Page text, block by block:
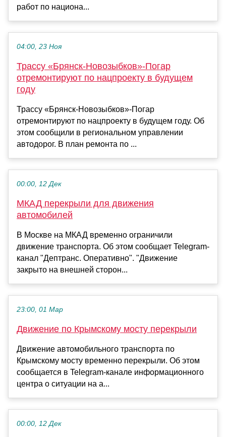
работ по национа...
04:00, 23 Ноя
Трассу «Брянск-Новозыбков»-Погар
отремонтируют по нацпроекту в будущем
году
Трассу «Брянск-Новозыбков»-Погар
отремонтируют по нацпроекту в будущем году. Об
этом сообщили в региональном управлении
автодорог. В план ремонта по ...
00:00, 12 Дек
МКАД перекрыли для движения
автомобилей
В Москве на МКАД временно ограничили
движение транспорта. Об этом сообщает Telegram-
канал "Дептранс. Оперативно". "Движение
закрыто на внешней сторон...
23:00, 01 Мар
Движение по Крымскому мосту перекрыли
Движение автомобильного транспорта по
Крымскому мосту временно перекрыли. Об этом
сообщается в Telegram-канале информационного
центра о ситуации на а...
00:00, 12 Дек